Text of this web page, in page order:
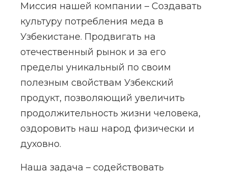
Миссия нашей компании – Создавать
культуру потребления меда в
Узбекистане. Продвигать на
отечественный рынок и за его
пределы уникальный по своим
полезным свойствам Узбекский
продукт, позволяющий увеличить
продолжительность жизни человека,
оздоровить наш народ физически и
духовно.
Наша задача – содействовать